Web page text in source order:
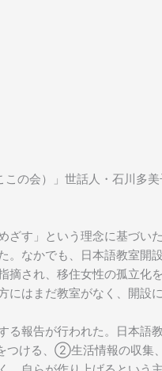
の会）」世話人・石川多
す」という理念に基づい
なかでも、日本語教室開
され、移住女性の孤立化
にはまだ教室がなく、
報告が行われた。日本語
つける、②生活情報の収